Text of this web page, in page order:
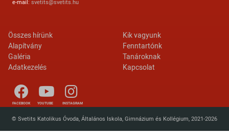
e-mail: svetits@svetits.hu
Lábléc 2
Összes hírünk
Alapítvány
Galéria
Adatkezelés
Footer menu
Kik vagyunk
Fenntartónk
Tanároknak
Kapcsolat
FACEBOOK YOUTUBE INSTAGRAM
© Svetits Katolikus Óvoda, Általános Iskola, Gimnázium és Kollégium, 2021-2026